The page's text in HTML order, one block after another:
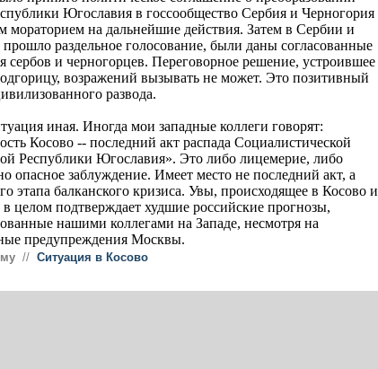
Югославия в госсообщество Сербия и Черногория
мораторием на дальнейшие действия. Затем в Сербии и
раздельное голосование, были даны согласованные
сербов и черногорцев. Переговорное решение, устроившее
возражений вызывать не может. Это позитивный
развода.
иная. Иногда мои западные коллеги говорят:
Косово -- последний акт распада Социалистической
Республики Югославия». Это либо лицемерие, либо
опасное заблуждение. Имеет место не последний акт, а
этапа балканского кризиса. Увы, происходящее в Косово и
в целом подтверждает худшие российские прогнозы,
нашими коллегами на Западе, несмотря на
предупреждения Москвы.
// Ситуация в Косово